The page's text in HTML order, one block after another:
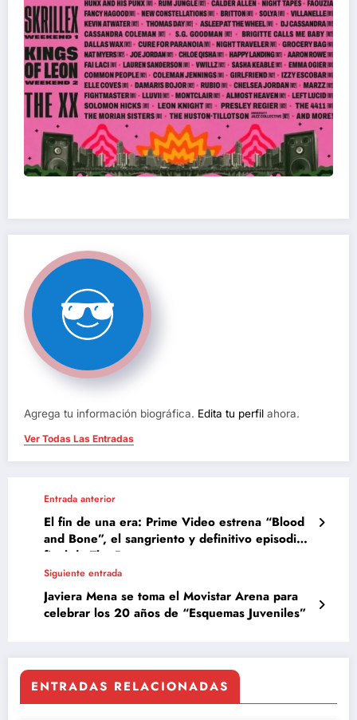
Agrega tu información biográfica. Edita tu perfil ahora.
Ver Todas Las Entradas
Entrada anterior
El fin de una era: Prime Video estrena “Blood
and Bone”, el sangriento y definitivo episodio
final de The Boys
Siguiente entrada
Javiera Mena se toma el Movistar Arena para
celebrar los 20 años de “Esquemas Juveniles”
ENTRADAS RELACIONADAS